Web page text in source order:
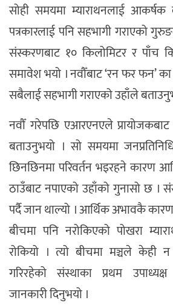
सोही समयमा म्याराथनलाई
पत्रकारलाई पनि सहभागी गराएको
संस्करणबाट १० किलोमिटर र पाँच
समावेश भयो । नवौँबाट ‘रन फर फन’
सबैलाई सहभागी गराएको उहाँले
नवौँ गरेपछि एआरएनएले
बताउनुभयो । सो समयमा
छिनछिनमा परिवर्तन भइरहने कारण
ठाउँबाट नपाएको उहाँको गुनासो छ ।
पर्दै जान थाल्यो । आर्थिक अभावकै
बीचमा पनि नरोकिएको पोखरा
रोकियो । त्यो बीचमा मञ्चले केही
गरिरहेको संस्थाका प्रथम
जानकारी दिनुभयो ।